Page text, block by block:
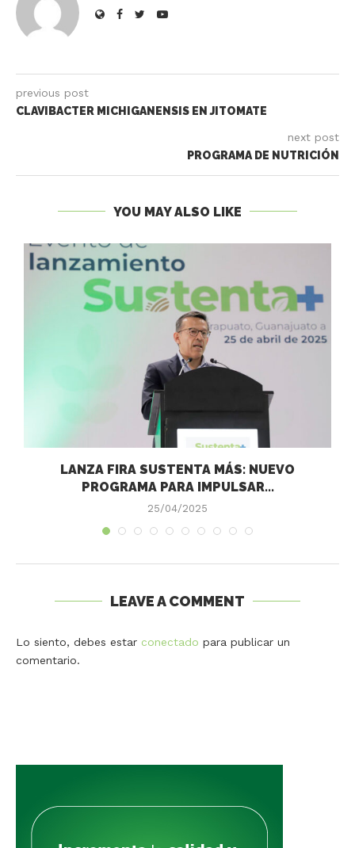
previous post
CLAVIBACTER MICHIGANENSIS EN JITOMATE
next post
PROGRAMA DE NUTRICIÓN
YOU MAY ALSO LIKE
LANZA FIRA SUSTENTA MÁS: NUEVO
PROGRAMA PARA IMPULSAR...
25/04/2025
LEAVE A COMMENT
Lo siento, debes estar conectado para publicar un
comentario.